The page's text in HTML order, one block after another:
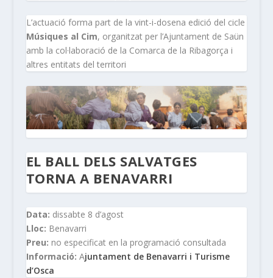
L’actuació forma part de la vint-i-dosena edició del cicle
Músiques al Cim, organitzat per l’Ajuntament de Saün
amb la col·laboració de la Comarca de la Ribagorça i
altres entitats del territori
EL BALL DELS SALVATGES
TORNA A BENAVARRI
Data: dissabte 8 d’agost
Lloc: Benavarri
Preu: no especificat en la programació consultada
Informació: Ajuntament de Benavarri i Turisme
d’Osca